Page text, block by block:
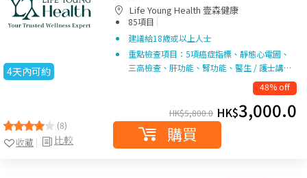
4天內可約
(8)
比較
收藏
Life Young Health 壹森健康
85項目 |
建議給18歲或以上人士
重點檢查項目：5項癌症指標、靜態心電圖、
三高檢查、肝功能、腎功能、醫生 / 護士講…
48% off
HK$5,800.0 HK$3,000.0
購買